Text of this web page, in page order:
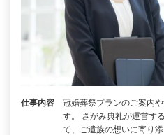
仕事内容
冠婚葬祭プランのご案内
す。 さがみ典礼が運営す
て、ご遺族の想いに寄り